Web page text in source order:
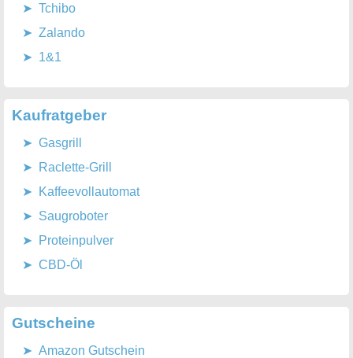
Tchibo
Zalando
1&1
Kaufratgeber
Gasgrill
Raclette-Grill
Kaffeevollautomat
Saugroboter
Proteinpulver
CBD-Öl
Gutscheine
Amazon Gutschein